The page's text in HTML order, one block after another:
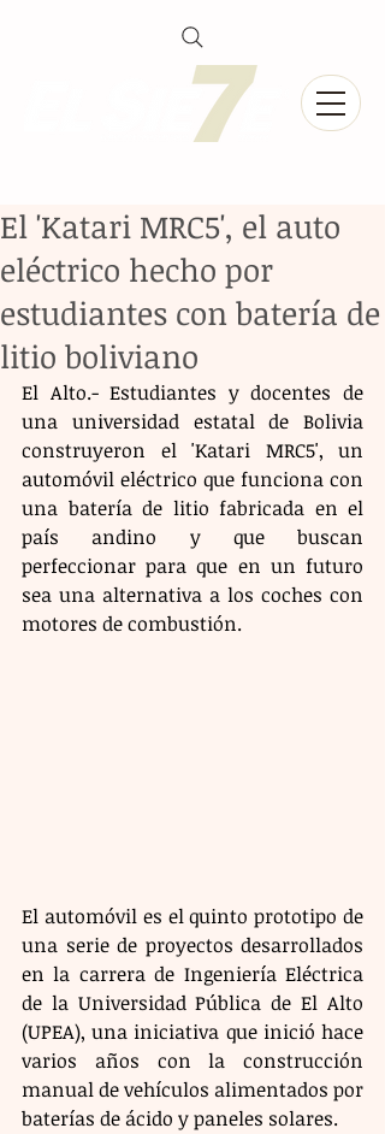
El 'Katari MRC5', el auto
eléctrico hecho por
estudiantes con batería de
litio boliviano
El Alto.- Estudiantes y docentes de
una universidad estatal de Bolivia
construyeron el 'Katari MRC5', un
automóvil eléctrico que funciona con
una batería de litio fabricada en el
país andino y que buscan
perfeccionar para que en un futuro
sea una alternativa a los coches con
motores de combustión.
El automóvil es el quinto prototipo de
una serie de proyectos desarrollados
en la carrera de Ingeniería Eléctrica
de la Universidad Pública de El Alto
(UPEA), una iniciativa que inició hace
varios años con la construcción
manual de vehículos alimentados por
baterías de ácido y paneles solares.